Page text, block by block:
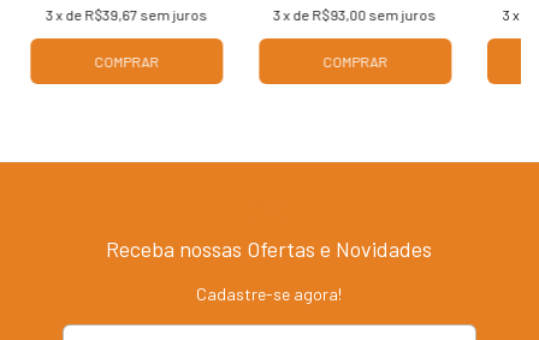
3x de R$39,67 sem juros
COMPRAR
3 x de R$93,00 sem juros
COMPRAR
3 x
Receba nossas Ofertas e Novidades
Cadastre-se agora!